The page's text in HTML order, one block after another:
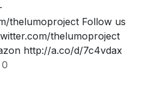
thelumoproject Follow us
thelumoproject
http://a.co/d/7c4vdax
0